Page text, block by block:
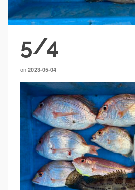
5/4
on 2023-05-04